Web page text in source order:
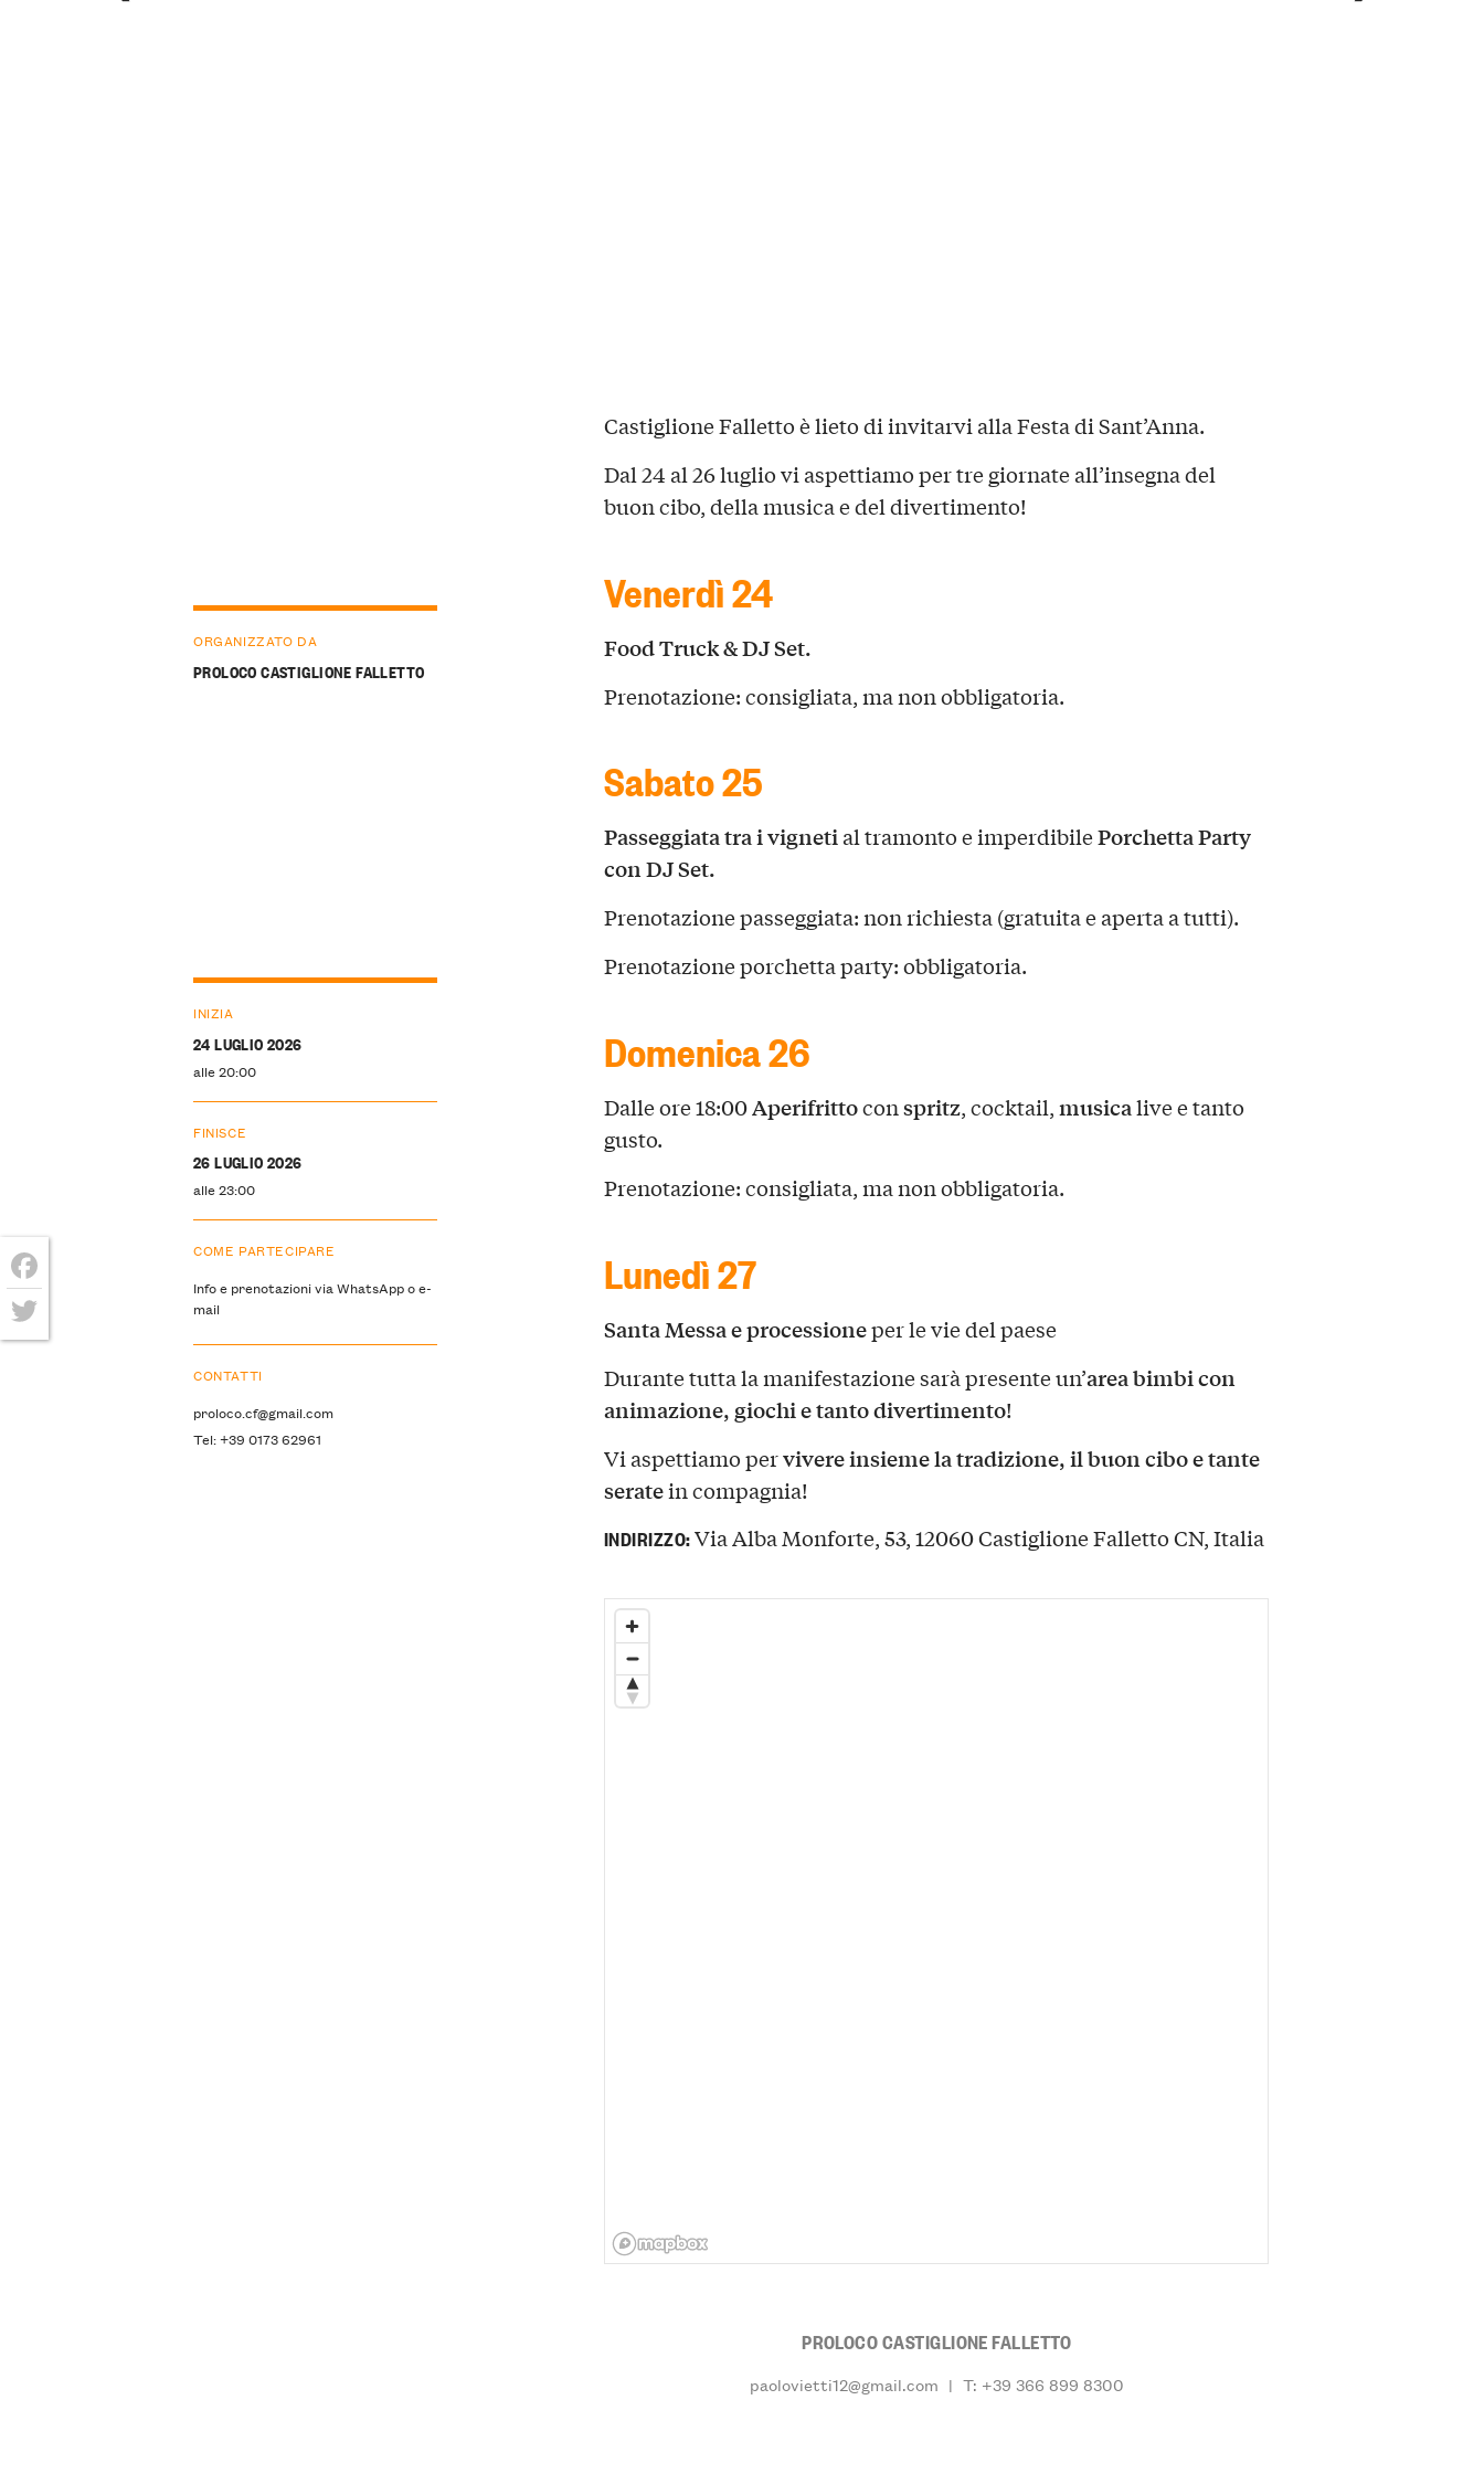
Castiglione Falletto è lieto di invitarvi alla Festa di Sant’Anna.
Dal 24 al 26 luglio vi aspettiamo per tre giornate all’insegna del
buon cibo, della musica e del divertimento!
Venerdì 24
Food Truck & DJ Set.
Prenotazione: consigliata, ma non obbligatoria.
Sabato 25
Passeggiata tra i vignetial tramonto e imperdibilePorchetta Party
con DJ Set.
Prenotazione passeggiata: non richiesta (gratuita e aperta a tutti).
Prenotazione porchetta party: obbligatoria.
Domenica 26
Dalle ore 18:00Aperifrittoconspritz, cocktail,musicalive e tanto
gusto.
Prenotazione: consigliata, ma non obbligatoria.
Lunedì 27
Santa Messa e processioneper le vie del paese
Durante tutta la manifestazione sarà presente un’area bimbi con
animazione, giochi e tanto divertimento!
Vi aspettiamo pervivere insieme la tradizione, il buon cibo e tante
seratein compagnia!
ORGANIZZATO DA
PROLOCO CASTIGLIONE FALLETTO
INIZIA
24 LUGLIO 2026
alle 20:00
FINISCE
26 LUGLIO 2026
alle 23:00
COME PARTECIPARE
Info e prenotazioni via WhatsApp o e-
mail
CONTATTI
proloco.cf@gmail.com
Tel: +39 0173 62961
INDIRIZZO:Via Alba Monforte, 53, 12060 Castiglione Falletto CN, Italia
PROLOCO CASTIGLIONE FALLETTO
paolovietti12@gmail.com | T: +39 366 899 8300
Facebook
Twitter